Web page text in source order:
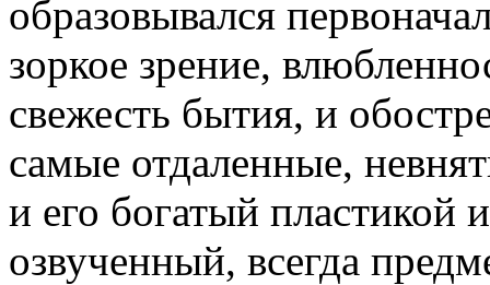
образовывался
зоркое зрение,
свежесть бытия, и
самые отдаленные,
и его богатый пластикой
озвученный, всегда